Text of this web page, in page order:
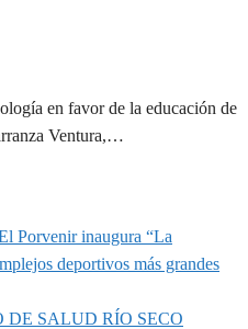
en favor de la educación de
Ventura,…
Porvenir inaugura “La
deportivos más grandes
DE SALUD RÍO SECO